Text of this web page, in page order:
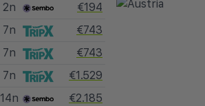
2n
€194
7n
€743
7n
€743
7n
€1.529
14n
€2.185